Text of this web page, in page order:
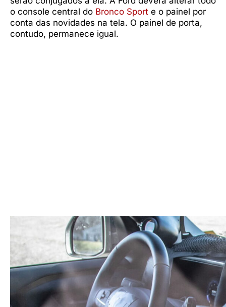
o console central do Bronco Sport e o painel por
conta das novidades na tela. O painel de porta,
contudo, permanece igual.